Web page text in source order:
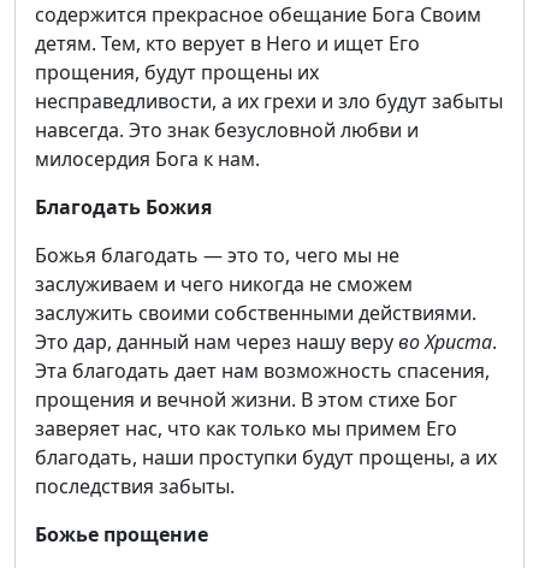
содержится прекрасное обещание Бога Своим
детям. Тем, кто верует в Него и ищет Его
прощения, будут прощены их
несправедливости, а их грехи и зло будут забыты
навсегда. Это знак безусловной любви и
милосердия Бога к нам.
Благодать Божия
Божья благодать — это то, чего мы не
заслуживаем и чего никогда не сможем
заслужить своими собственными действиями.
Это дар, данный нам через нашу веруво Христа.
Эта благодать дает нам возможность спасения,
прощения и вечной жизни. В этом стихе Бог
заверяет нас, что как только мы примем Его
благодать, наши проступки будут прощены, а их
последствия забыты.
Божье прощение